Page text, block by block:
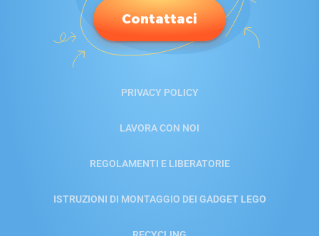
Contattaci
PRIVACY POLICY
LAVORA CON NOI
REGOLAMENTI E LIBERATORIE
ISTRUZIONI DI MONTAGGIO DEI GADGET LEGO